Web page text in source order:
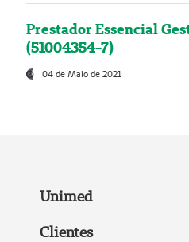
Prestador Essencial
(51004354-7)
04 de Maio de 2021
Unimed
Clientes